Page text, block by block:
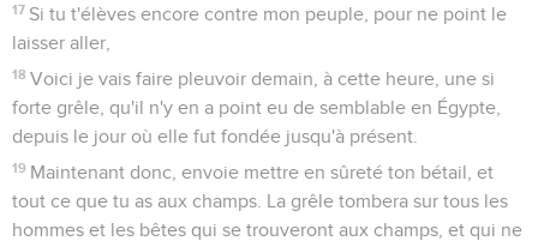
17 Si tu t'élèves encore contre mon peuple, pour ne point le
laisser aller,
18 Voici je vais faire pleuvoir demain, à cette heure, une si
forte grêle, qu'il n'y en a point eu de semblable en Égypte,
depuis le jour où elle fut fondée jusqu'à présent.
19 Maintenant donc, envoie mettre en sûreté ton bétail, et
tout ce que tu as aux champs. La grêle tombera sur tous les
hommes et les bêtes qui se trouveront aux champs, et qui ne